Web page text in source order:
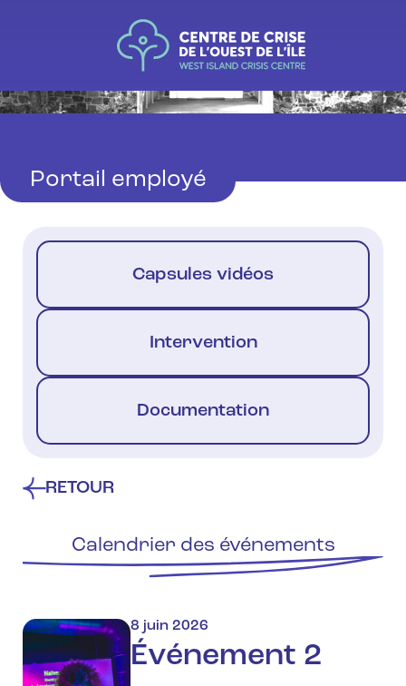
Portail employé
Capsules vidéos
Intervention
Documentation
RETOUR
Calendrier des événements
8 juin 2026
Événement 2